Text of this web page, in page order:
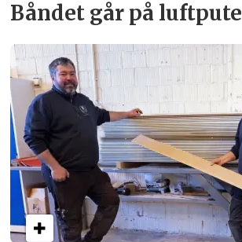
Båndet går på luftpute